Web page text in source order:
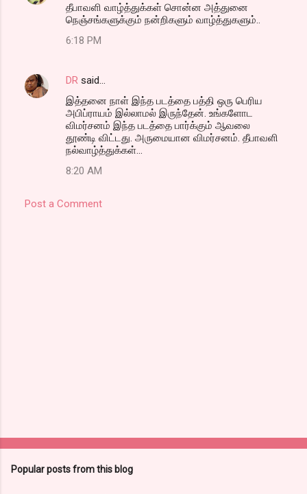
தீபாவளி வாழ்த்துக்கள் சொன்ன அத்துனை
நெஞ்சங்களுக்கும் நன்றிகளும் வாழ்த்துகளும்..
6:18 PM
DR said…
இத்தனை நாள் இந்த படத்தை பத்தி ஒரு பெரிய
அபிப்ராயம் இல்லாமல் இருந்தேன். உங்களோட
விமர்சனம் இந்த படத்தை பார்க்கும் ஆவலை
தூண்டி விட்டது. அருமையான விமர்சனம். தீபாவளி
நல்வாழ்த்துக்கள்...
8:20 AM
Post a Comment
Popular posts from this blog